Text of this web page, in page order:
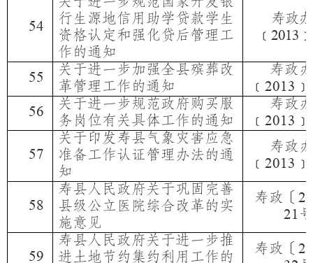
54
行生源地信用助学贷款学生
资格认定和强化贷后管理工
作的通知
寿政
﹝ 2013 ﹞
55
关于进一步加强全县殡葬改
革管理工作的通知
寿政
﹝ 2013 ﹞
56
关于进一步规范政府购买服
务岗位有关具体工作的通知
寿政
﹝ 2013 ﹞
57
关于印发寿县气象灾害应急
准备工作认证管理办法的通
知
寿政
﹝ 2013 ﹞
58
寿县人民政府关于巩固完善
县级公立医院综合改革的实
施意见
寿政〔
21 号
59
寿县人民政府关于进一步推
进土地节约集约利用工作的
寿政〔